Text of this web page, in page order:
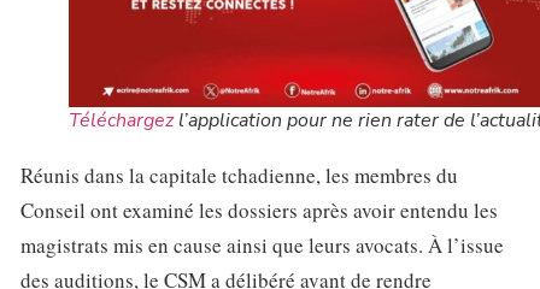
Téléchargezl’application pour ne rien rater de
Réunis dans la capitale tchadienne, les membres du
Conseil ont examiné les dossiers après avoir entendu les
magistrats mis en cause ainsi que leurs avocats. À l’issue
des auditions, le CSM a délibéré avant de rendre